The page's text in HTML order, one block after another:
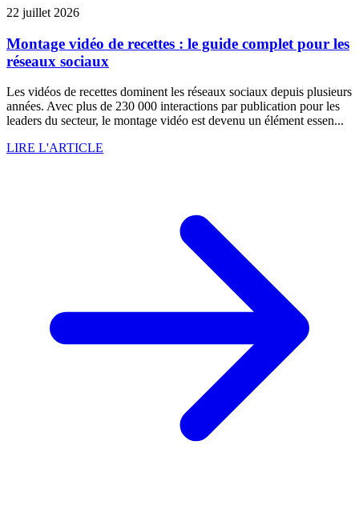
22 juillet 2026
Montage vidéo de recettes : le guide complet pour les
réseaux sociaux
Les vidéos de recettes dominent les réseaux sociaux depuis plusieurs
années. Avec plus de 230 000 interactions par publication pour les
leaders du secteur, le montage vidéo est devenu un élément essen...
LIRE L'ARTICLE